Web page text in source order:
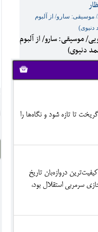
موسیقی: سارو/ از آلبوم
دنیوی)
موسیقی: سارو/ از آلبوم
دنیوی)
تا تازه شود و نگاه‌ها را
دروازه‌بان تاریخ
سرمربی استقلال بود،